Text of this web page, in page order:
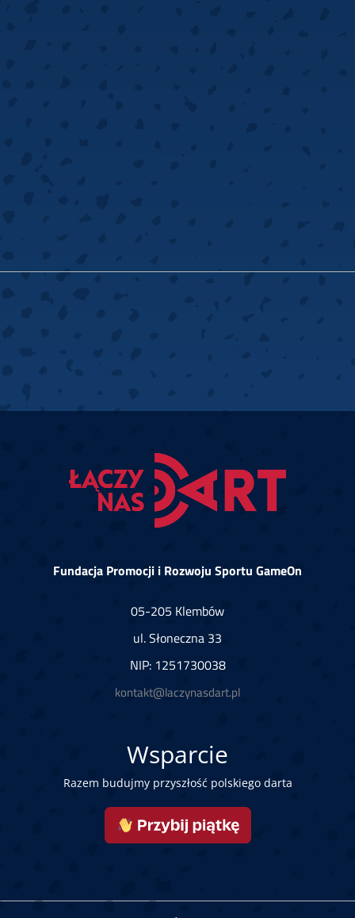
Fundacja Promocji i Rozwoju Sportu GameOn
05-205 Klembów
ul. Słoneczna 33
NIP: 1251730038
kontakt@laczynasdart.pl
Wsparcie
Razem budujmy przyszłość polskiego darta